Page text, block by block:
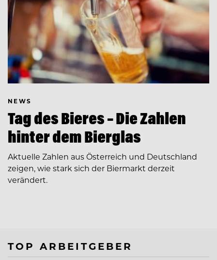
NEWS
Tag des Bieres – Die Zahlen
hinter dem Bierglas
Aktuelle Zahlen aus Österreich und Deutschland
zeigen, wie stark sich der Biermarkt derzeit
verändert.
TOP ARBEITGEBER